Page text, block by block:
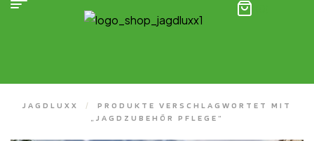
JAGDLUXX /
PRODUKTE VERSCHLAGWORTET MIT
„JAGDZUBEHÖR PFLEGE“